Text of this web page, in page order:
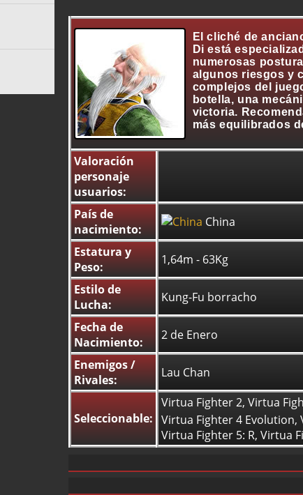
El cliché de
Di está
numerosas
algunos riesgos y
complejos del
botella, una
victoria.
más equilibrados
Valoración
personaje
usuarios:
País de
nacimiento:
China
Estatura y
Peso:
1,64m - 63Kg
Estilo de
Lucha:
Kung-Fu borracho
Fecha de
Nacimiento:
2 de Enero
Enemigos /
Rivales:
Lau Chan
Seleccionable:
Virtua Fighter 2, Virtua
Virtua Fighter 4 Evolution,
Virtua Fighter 5: R, Virtua